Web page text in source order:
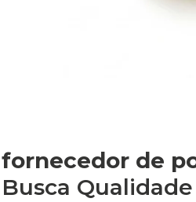
fornecedor de
Busca Qualidade